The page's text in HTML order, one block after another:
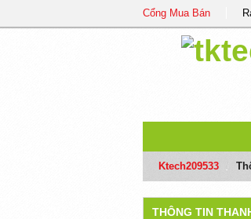
Cổng Mua Bán
Ktech209533
THÔNG TIN